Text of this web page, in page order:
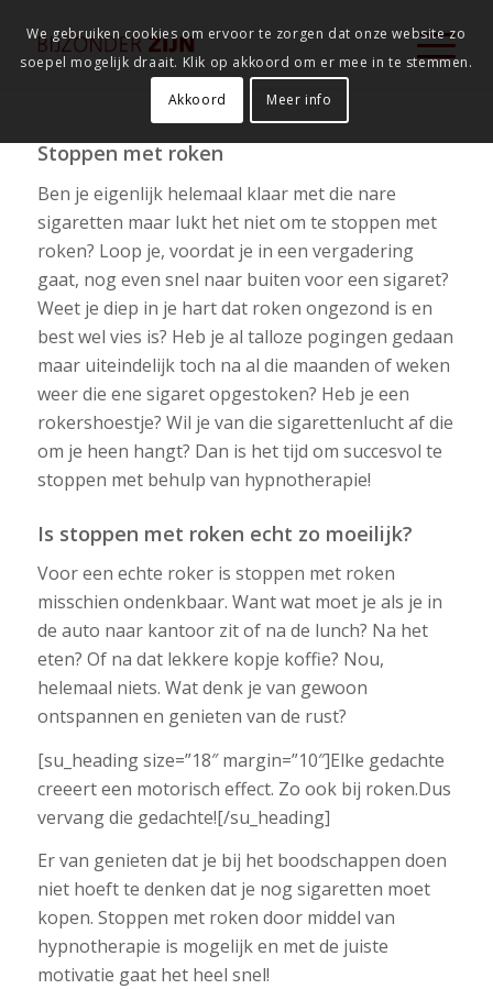
Stoppen met roken
Ben je eigenlijk helemaal klaar met die nare
sigaretten maar lukt het niet om te stoppen met
roken? Loop je, voordat je in een vergadering
gaat, nog even snel naar buiten voor een sigaret?
Weet je diep in je hart dat roken ongezond is en
best wel vies is? Heb je al talloze pogingen gedaan
maar uiteindelijk toch na al die maanden of weken
weer die ene sigaret opgestoken? Heb je een
rokershoestje? Wil je van die sigarettenlucht af die
om je heen hangt? Dan is het tijd om succesvol te
stoppen met behulp van hypnotherapie!
Is stoppen met roken echt zo moeilijk?
Voor een echte roker is stoppen met roken
misschien ondenkbaar. Want wat moet je als je in
de auto naar kantoor zit of na de lunch? Na het
eten? Of na dat lekkere kopje koffie? Nou,
helemaal niets. Wat denk je van gewoon
ontspannen en genieten van de rust?
[su_heading size=”18″ margin=”10″]Elke gedachte
creeert een motorisch effect. Zo ook bij roken.Dus
vervang die gedachte![/su_heading]
Er van genieten dat je bij het boodschappen doen
niet hoeft te denken dat je nog sigaretten moet
kopen. Stoppen met roken door middel van
hypnotherapie is mogelijk en met de juiste
motivatie gaat het heel snel!
We gebruiken cookies om ervoor te zorgen dat onze website zo
soepel mogelijk draait. Klik op akkoord om er mee in te stemmen.
Akkoord Meer info